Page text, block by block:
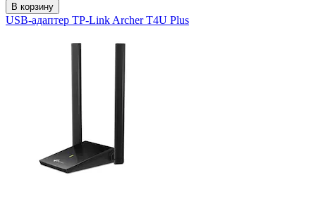
В корзину
USB-адаптер TP-Link Archer T4U Plus